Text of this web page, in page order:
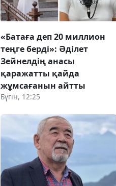
«Батаға деп 20 миллион
теңге берді»: Әділет
Зейнелдің анасы
қаражатты қайда
жұмсағанын айтты
Бүгін, 12:25